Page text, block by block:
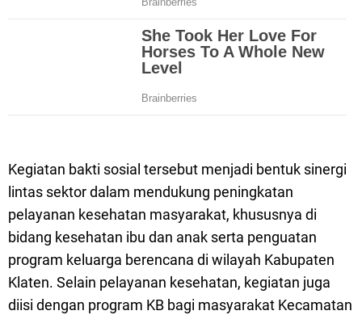
Kegiatan bakti sosial tersebut menjadi bentuk sinergi
lintas sektor dalam mendukung peningkatan
pelayanan kesehatan masyarakat, khususnya di
bidang kesehatan ibu dan anak serta penguatan
program keluarga berencana di wilayah Kabupaten
Klaten. Selain pelayanan kesehatan, kegiatan juga
diisi dengan program KB bagi masyarakat Kecamatan